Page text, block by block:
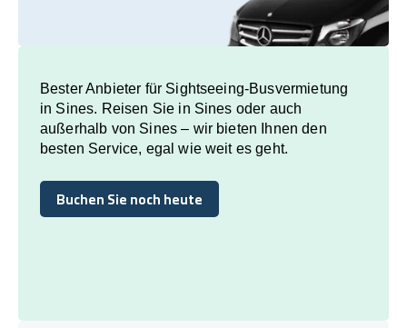
Bester Anbieter für Sightseeing-Busvermietung
in Sines. Reisen Sie in Sines oder auch
außerhalb von Sines – wir bieten Ihnen den
besten Service, egal wie weit es geht.
Buchen Sie noch heute
Buchen Sie noch heute